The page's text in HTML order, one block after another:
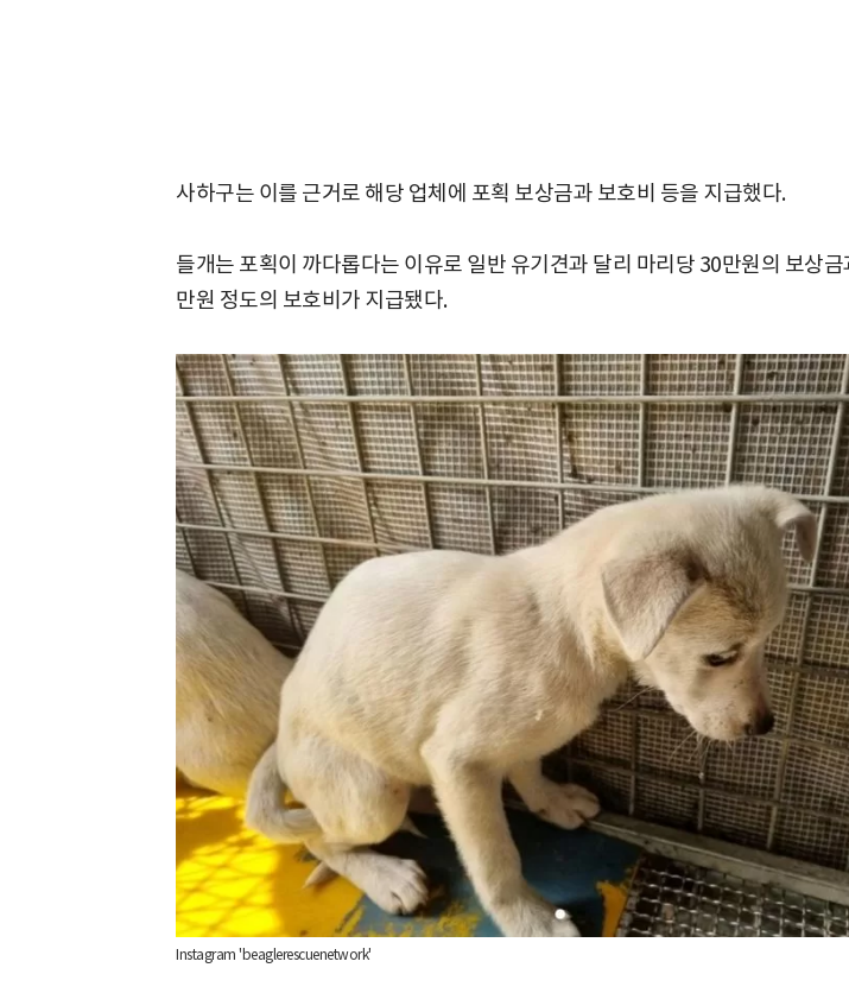
사하구는 이를 근거로 해당 업체에 포획 보상금과 보호비 등을 지급했다.
들개는 포획이 까다롭다는 이유로 일반 유기견과 달리 마리당 30만원의 보상금
만원 정도의 보호비가 지급됐다.
Instagram 'beaglerescuenetwork'